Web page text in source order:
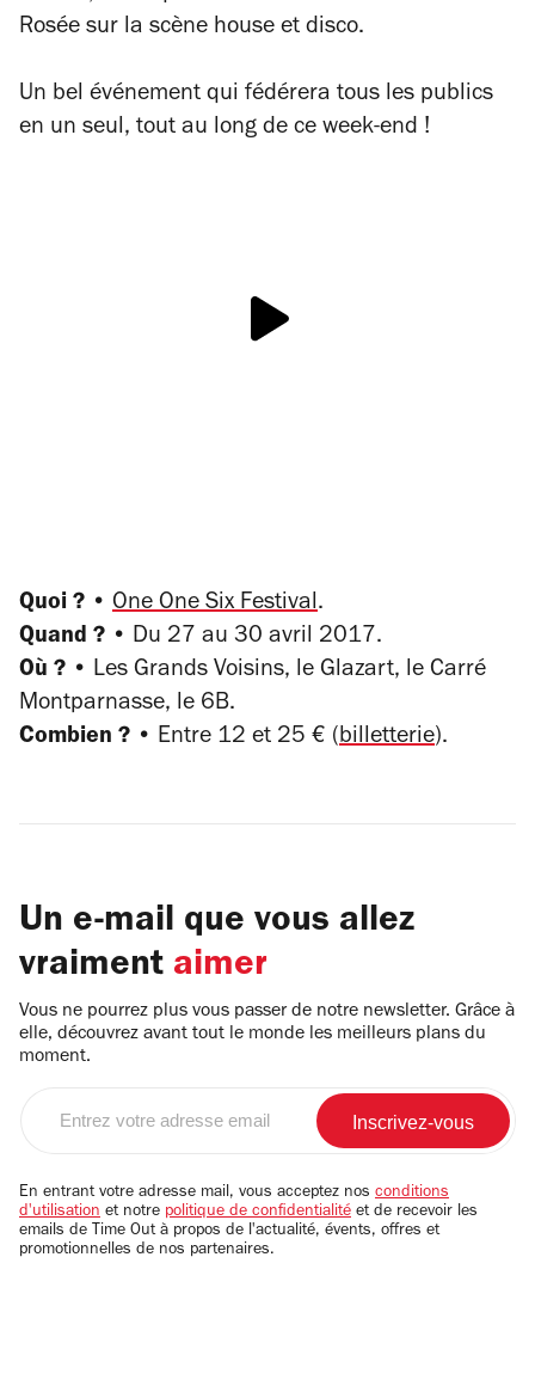
Rosée sur la scène house et disco.
Un bel événement qui fédérera tous les publics
en un seul, tout au long de ce week-end !
Quoi ? • One One Six Festival.
Quand ? • Du 27 au 30 avril 2017.
Où ? • Les Grands Voisins, le Glazart, le Carré
Montparnasse, le 6B.
Combien ? • Entre 12 et 25 € (billetterie).
Un e-mail que vous allez
vraiment aimer
Vous ne pourrez plus vous passer de notre newsletter. Grâce à
elle, découvrez avant tout le monde les meilleurs plans du
moment.
email
En entrant votre adresse mail, vous acceptez nos conditions
d'utilisation et notre politique de confidentialité et de recevoir les
emails de Time Out à propos de l'actualité, évents, offres et
promotionnelles de nos partenaires.